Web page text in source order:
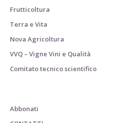
Frutticoltura
Terra e Vita
Nova Agricoltura
VVQ – Vigne Vini e Qualità
Comitato tecnico scientifico
Abbonati